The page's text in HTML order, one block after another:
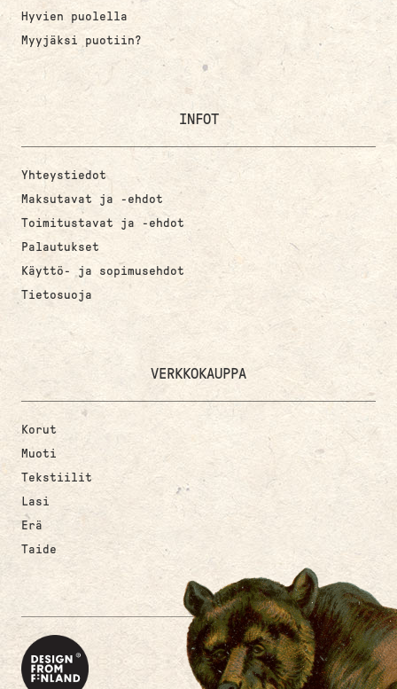
Hyvien puolella
Myyjäksi puotiin?
INFOT
Yhteystiedot
Maksutavat ja -ehdot
Toimitustavat ja -ehdot
Palautukset
Käyttö- ja sopimusehdot
Tietosuoja
VERKKOKAUPPA
Korut
Muoti
Tekstiilit
Lasi
Erä
Taide